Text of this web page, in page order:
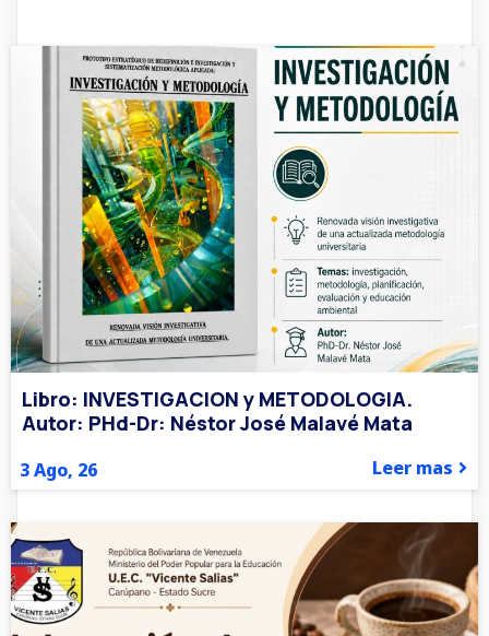
Libro: INVESTIGACION y METODOLOGIA.
Autor: PHd-Dr: Néstor José Malavé Mata
3Ago, 26 Leer mas